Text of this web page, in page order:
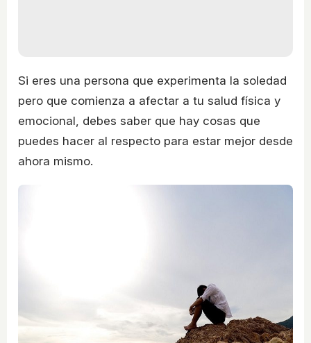
Si eres una persona que experimenta la soledad
pero que comienza a afectar a tu salud física y
emocional, debes saber que hay cosas que
puedes hacer al respecto para estar mejor desde
ahora mismo.